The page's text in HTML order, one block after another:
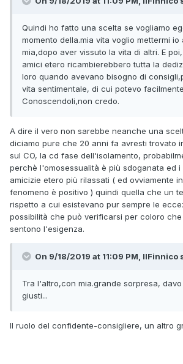
Quindi ho fatto una scelta se vogliamo
momento della.mia vita voglio mettermi
mia,dopo aver vissuto la vita di altri. E
amici etero ricambierebbero tutta la
loro quando avevano bisogno di
vita sentimentale, di cui potevo
Conoscendoli,non credo.
A dire il vero non sarebbe neanche una
diciamo pure che 20 anni fa avresti trovato
sul CO, la cd fase dell'isolamento,
perchè l'omosessualità è più sdoganata ed
amicizie etero più rilassati ( ed ovviamente
fenomeno è positivo ) quindi quella che un
rispetto a cui esistevano pur sempre le
possibilità che può verificarsi per coloro
sentono l'esigenza.
On 9/18/2019 at 11:09 PM, IlFinnico
Tra l'altro,con mia.grande sorpresa,
giusti...
Il ruolo del confidente-consigliere, un altro